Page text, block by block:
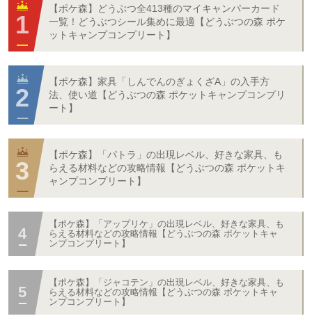
【ポケ森】どうぶつ全413種のマイキャンパーカード
一覧！どうぶつシール集めに最適【どうぶつの森 ポケ
ットキャンプコンプリート】
【ポケ森】家具「しんでんのぎょくざA」の入手方
法、使い道【どうぶつの森 ポケットキャンプコンプリ
ート】
【ポケ森】「パトラ」の出現レベル、好きな家具、も
らえる材料などの攻略情報【どうぶつの森 ポケットキ
ャンプコンプリート】
【ポケ森】「アップリケ」の出現レベル、好きな家具、も
らえる材料などの攻略情報【どうぶつの森 ポケットキャ
ンプコンプリート】
【ポケ森】「ジャコテン」の出現レベル、好きな家具、も
らえる材料などの攻略情報【どうぶつの森 ポケットキャ
ンプコンプリート】